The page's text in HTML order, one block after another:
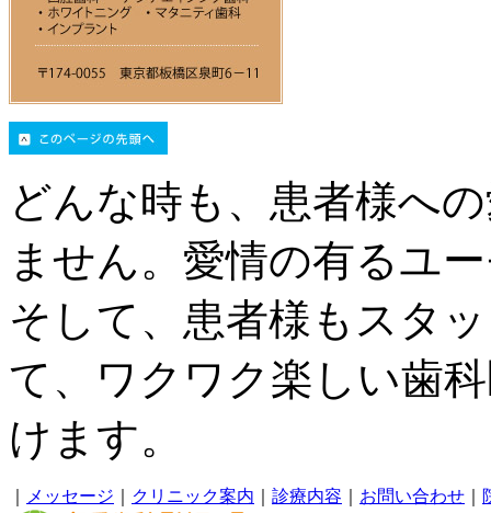
どんな時も、患者様へ
ません。愛情の有るユ
そして、患者様もスタ
て、ワクワク楽しい歯
けます。
メッセージ クリニック案内 診療内容 お問い合わせ